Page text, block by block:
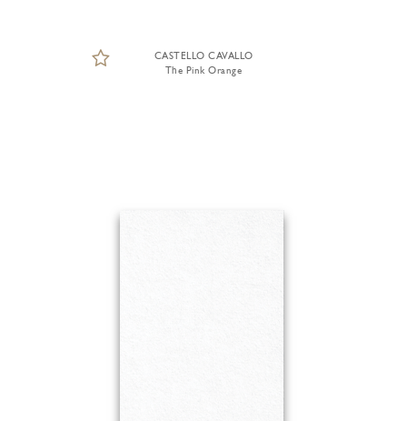
CASTELLO CAVALLO
The Pink Orange